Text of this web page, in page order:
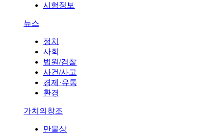
시험정보
뉴스
정치
사회
법원/검찰
사건/사고
경제·유통
환경
가치의창조
만물상